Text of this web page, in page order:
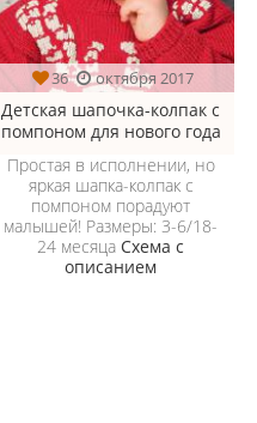
36 октября 2017
Детская шапочка-колпак с
помпоном для нового года
Простая в исполнении, но
яркая шапка-колпак с
помпоном порадуют
малышей! Размеры: 3-6/18-
24 месяца Схема с
описанием